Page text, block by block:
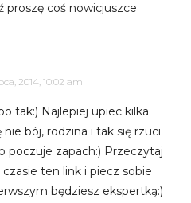
proszę coś nowicjuszce
2014, 10:02 am
tak:) Najlepiej upiec kilka
nie bój, rodzina i tak się rzuci
poczuje zapach:) Przeczytaj
ten link i piecz sobie
będziesz ekspertką:)